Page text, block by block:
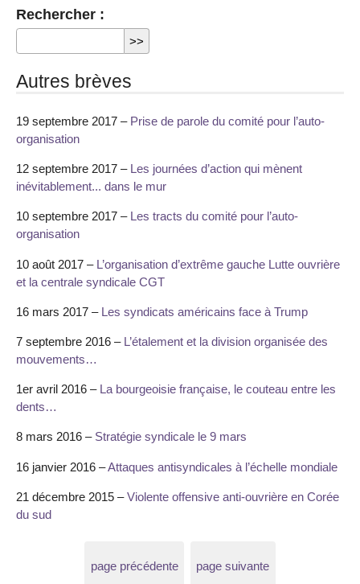
Rechercher :
Autres brèves
19 septembre 2017 – Prise de parole du comité pour l’auto-
organisation
12 septembre 2017 – Les journées d’action qui mènent
inévitablement... dans le mur
10 septembre 2017 – Les tracts du comité pour l’auto-
organisation
10 août 2017 – L’organisation d’extrême gauche Lutte ouvrière
et la centrale syndicale CGT
16 mars 2017 – Les syndicats américains face à Trump
7 septembre 2016 – L’étalement et la division organisée des
mouvements…
1er avril 2016 – La bourgeoisie française, le couteau entre les
dents…
8 mars 2016 – Stratégie syndicale le 9 mars
16 janvier 2016 –Attaques antisyndicales à l’échelle mondiale
21 décembre 2015 –Violente offensive anti-ouvrière en Corée
du sud
page précédente page suivante